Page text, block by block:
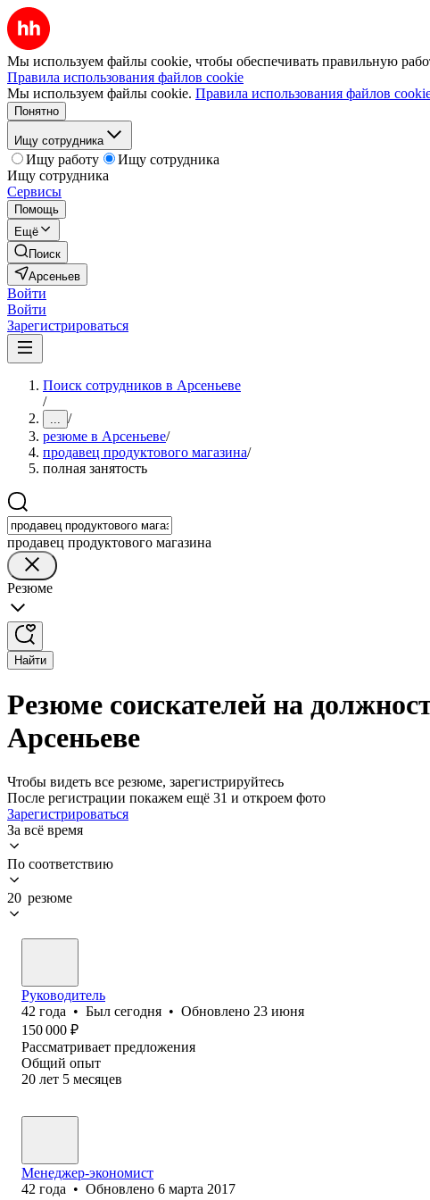
Мы используем файлы cookie, чтобы обеспечивать правильную
Правила использования файлов cookie
Мы используем файлы cookie. Правила использования файлов
Понятно
Ищу сотрудника
Ищу работу
Ищу сотрудника
Ищу сотрудника
Сервисы
Помощь
Ещё
Поиск
Арсеньев
Войти
Войти
Зарегистрироваться
Поиск сотрудников в Арсеньеве
/
... /
резюме в Арсеньеве/
продавец продуктового магазина/
полная занятость
продавец продуктового магазина
Резюме
Найти
Резюме соискателей на
Арсеньеве
Чтобы видеть все резюме, зарегистрируйтесь
После регистрации покажем ещё 31 и откроем фото
Зарегистрироваться
За всё время
По соответствию
20 резюме
Руководитель
42 года • Был сегодня • Обновлено 23 июня
150 000 ₽
Рассматривает предложения
Общий опыт
20 лет 5 месяцев
Менеджер-экономист
42 года • Обновлено 6 марта 2017